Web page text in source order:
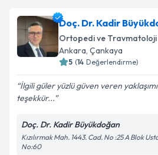
Doç. Dr. Kadir
Ortopedi ve Travmatoloji
Ankara, Çankaya
5 (14 Değerlendirme)
İlgili güler yüzlü güven veren
teşekkür...
Doç. Dr. Kadir Büyükdoğan
Kızılırmak Mah. 1443. Cad. No :25 A Blok
No:60